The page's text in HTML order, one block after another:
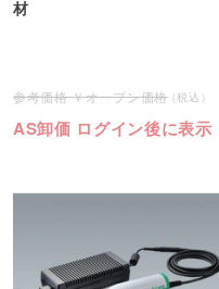
材
オープン価格
AS卸価 ログイン後に表示